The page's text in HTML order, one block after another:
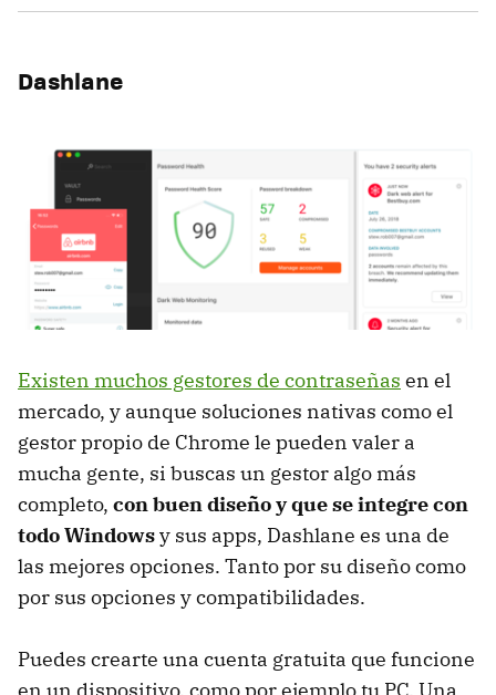
Dashlane
Existen muchos gestores de contraseñas en el
mercado, y aunque soluciones nativas como el
gestor propio de Chrome le pueden valer a
mucha gente, si buscas un gestor algo más
completo, con buen diseño y que se integre con
todo Windowsy sus apps, Dashlane es una de
las mejores opciones. Tanto por su diseño como
por sus opciones y compatibilidades.
Puedes crearte una cuenta gratuita que funcione